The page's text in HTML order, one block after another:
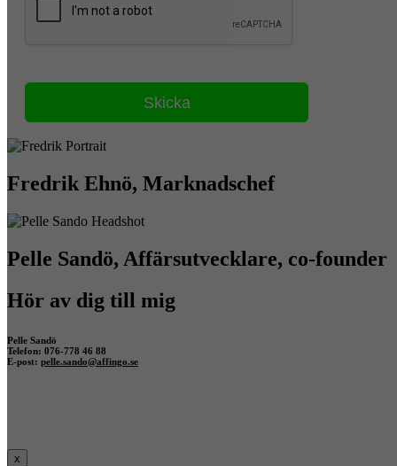
Fredrik Ehnö, Marknadschef
Pelle Sandö, Affärsutvecklare, co-founder
Hör av dig till mig
Pelle Sandö
Telefon: 076-778 46 88
E-post: pelle.sando@affingo.se
x